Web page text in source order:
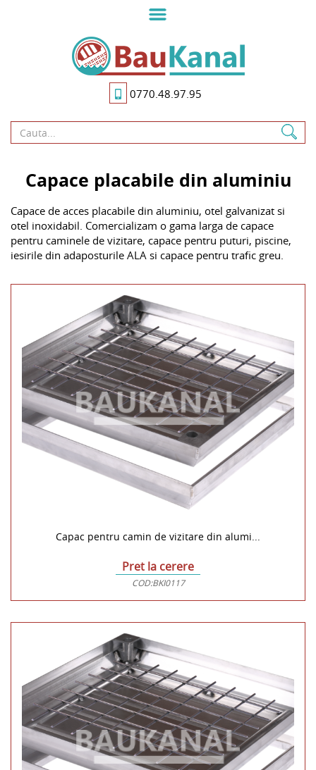
0770.48.97.95
Capace placabile din aluminiu
Capace de acces placabile din aluminiu, otel galvanizat si
otel inoxidabil. Comercializam o gama larga de capace
pentru caminele de vizitare, capace pentru puturi, piscine,
iesirile din adaposturile ALA si capace pentru trafic greu.
Capac pentru camin de vizitare din alumi...
Pret la cerere
COD:BKI0117